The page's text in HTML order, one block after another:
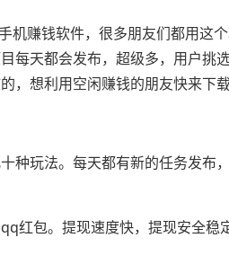
机赚钱软件，很多朋友们都用这
每天都会发布，超级多，用户
，想利用空闲赚钱的朋友快来下载
种玩法。每天都有新的任务发
红包。提现速度快，提现安全稳